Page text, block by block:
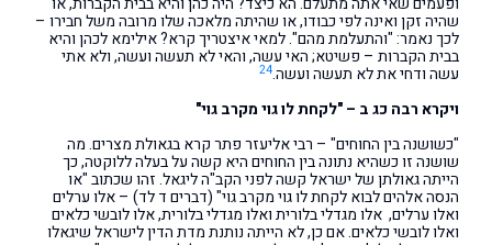
שהיה זקן ואינה לפי כבודו, או שהיתה מלאכה שלו מרובה משל חבירו –
לכך נאמר: "והתעלמת מהם". למאי איצטריך קרא? אילימא לכהן והיא
בבית הקברות – פשיטא; האי עשה, והאי לא תעשה ועשה, ולא אתי
עשה ודחי את לא תעשה ועשה.24
ויקרא רבה כג ב – "לקחת לו גוי מקרב גוי"
"כשושנה בין החוחים" – רבי אליעזר פתר קרא בגאולת מצרים. מה
שושנה זו כשהיא נתונה בין החוחים היא קשה על בעלה ללוקטה, כך
הייתה גאולתן של ישראל קשה לפני הקב"ה ליגאל. זהו שכתוב "או
הנסה אלהים לבוא לקחת לו גוי מקרב גוי" (דברים ד לד) – אלו ערלים
ואלו ערלים, אלו מגדלי בלורית ואלו מגדלי בלורית, אלו לובשי כלאים
ואלו לובשי כלאים. אם כן, לא הייתה נותנת מדת הדין לישראל שיגאלו